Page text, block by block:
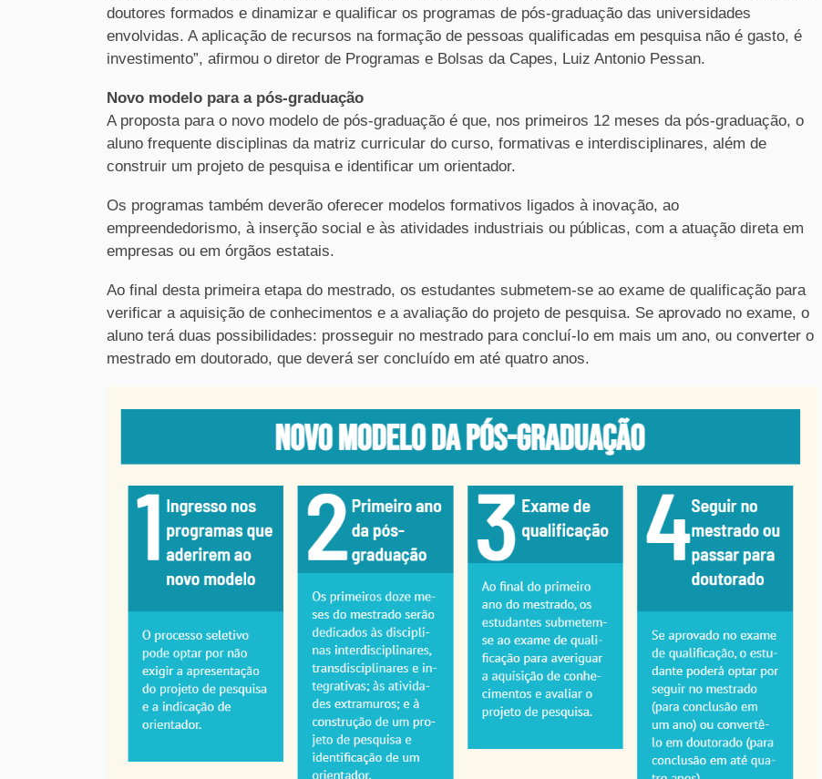
doutores formados e dinamizar e qualificar os programas de pós-graduação das universidades
envolvidas. A aplicação de recursos na formação de pessoas qualificadas em pesquisa não é gasto, é
investimento”, afirmou o diretor de Programas e Bolsas da Capes, Luiz Antonio Pessan.
Novo modelo para a pós-graduação
A proposta para o novo modelo de pós-graduação é que, nos primeiros 12 meses da pós-graduação, o
aluno frequente disciplinas da matriz curricular do curso, formativas e interdisciplinares, além de
construir um projeto de pesquisa e identificar um orientador.
Os programas também deverão oferecer modelos formativos ligados à inovação, ao
empreendedorismo, à inserção social e às atividades industriais ou públicas, com a atuação direta em
empresas ou em órgãos estatais.
Ao final desta primeira etapa do mestrado, os estudantes submetem-se ao exame de qualificação para
verificar a aquisição de conhecimentos e a avaliação do projeto de pesquisa. Se aprovado no exame, o
aluno terá duas possibilidades: prosseguir no mestrado para concluí-lo em mais um ano, ou converter o
mestrado em doutorado, que deverá ser concluído em até quatro anos.